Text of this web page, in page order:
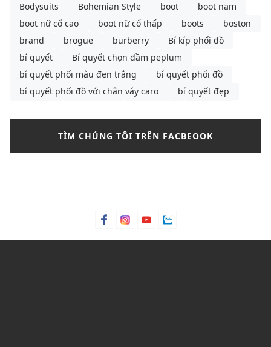
Bodysuits
Bohemian Style boot
boot nam
boot nữ cổ cao
boot nữ cổ thấp boots
boston
brand
brogue burberry
Bí kíp phối đồ
bí quyết
Bí quyết chọn đầm peplum
bí quyết phối màu đen trắng
bí quyết phối đồ
bí quyết phối đồ với chân váy caro
bí quyết đẹp
bảng size quần tây nữ
Bột ngô Bột Talc
C&K
C&K Việt Nam Cacao
Calvin Klein
TÌM CHÚNG TÔI TRÊN FACBEOOK